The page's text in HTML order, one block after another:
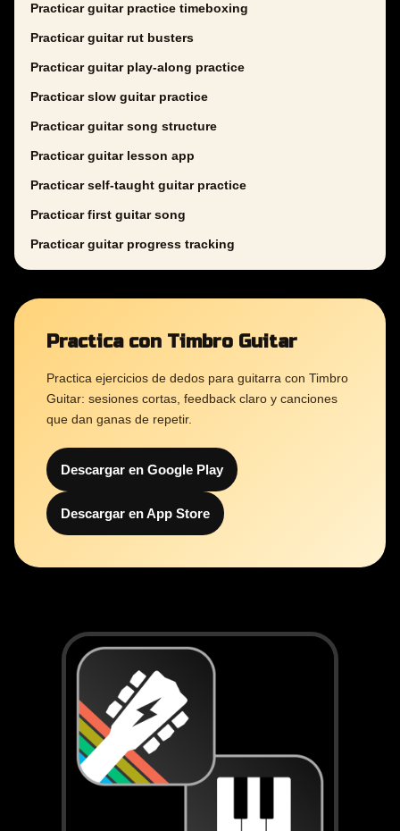
Practicar guitar practice timeboxing
Practicar guitar rut busters
Practicar guitar play-along practice
Practicar slow guitar practice
Practicar guitar song structure
Practicar guitar lesson app
Practicar self-taught guitar practice
Practicar first guitar song
Practicar guitar progress tracking
Practica con Timbro Guitar
Practica ejercicios de dedos para guitarra con Timbro
Guitar: sesiones cortas, feedback claro y canciones
que dan ganas de repetir.
Descargar en Google Play
Descargar en App Store